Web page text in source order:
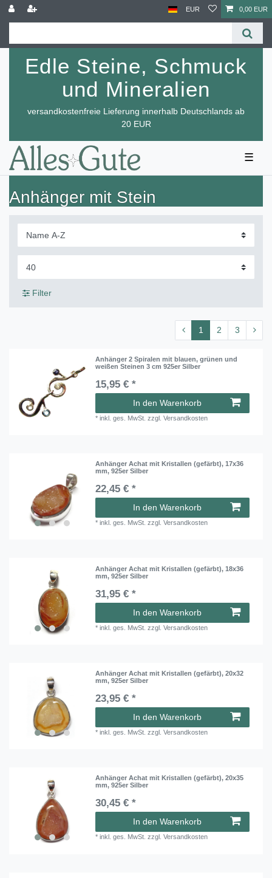
EUR 0,00 EUR
Edle Steine, Schmuck
und Mineralien
versandkostenfreie Lieferung innerhalb Deutschlands ab
20 EUR
☰
Anhänger mit Stein
Filter
1 2 3
Anhänger 2 Spiralen mit blauen, grünen und
weißen Steinen 3 cm 925er Silber
15,95 € *
In den Warenkorb
*inkl. ges. MwSt. zzgl.Versandkosten
Anhänger Achat mit Kristallen (gefärbt), 17x36
mm, 925er Silber
22,45 € *
In den Warenkorb
*inkl. ges. MwSt. zzgl.Versandkosten
Anhänger Achat mit Kristallen (gefärbt), 18x36
mm, 925er Silber
31,95 € *
In den Warenkorb
*inkl. ges. MwSt. zzgl.Versandkosten
Anhänger Achat mit Kristallen (gefärbt), 20x32
mm, 925er Silber
23,95 € *
In den Warenkorb
*inkl. ges. MwSt. zzgl.Versandkosten
Anhänger Achat mit Kristallen (gefärbt), 20x35
mm, 925er Silber
30,45 € *
In den Warenkorb
*inkl. ges. MwSt. zzgl.Versandkosten